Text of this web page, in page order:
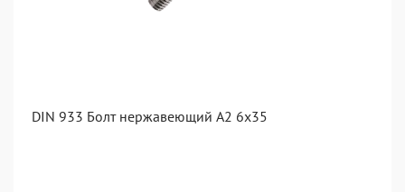
DIN 933 Болт нержавеющий А2 6х35